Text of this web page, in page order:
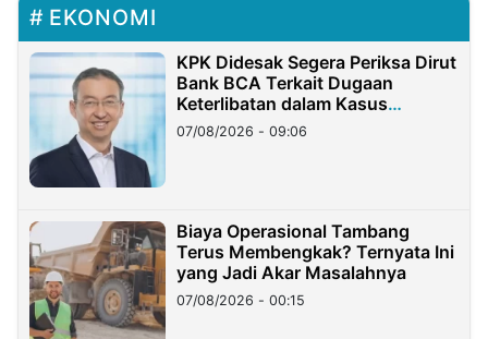
EKONOMI
KPK Didesak Segera Periksa Dirut
Bank BCA Terkait Dugaan
Keterlibatan dalam Kasus
Hilangnya Dana Nasabah Rp2,58
Miliar
07/08/2026 - 09:06
Biaya Operasional Tambang
Terus Membengkak? Ternyata Ini
yang Jadi Akar Masalahnya
07/08/2026 - 00:15